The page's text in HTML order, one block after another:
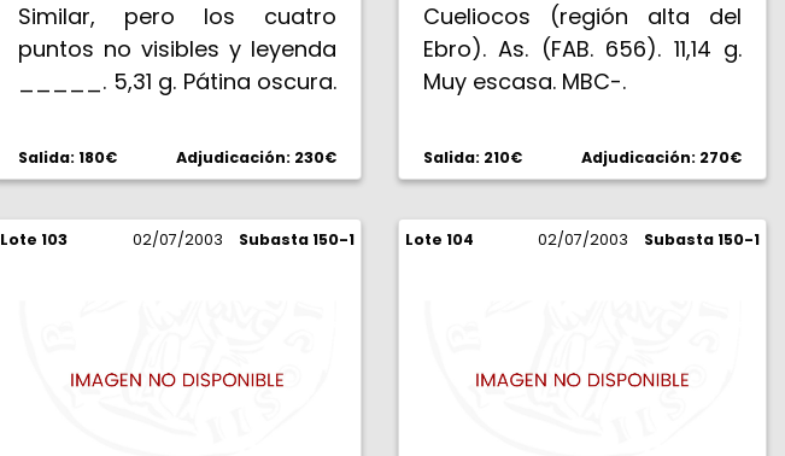
Similar, pero los cuatro
puntos no visibles y leyenda
_____. 5,31 g. Pátina oscura.
Salida: 180€ Adjudicación: 230€
Cueliocos (región alta del
Ebro). As. (FAB. 656). 11,14 g.
Muy escasa. MBC-.
Salida: 210€ Adjudicación: 270€
Lote 103 02/07/2003 Subasta 150-1 Lote 104 02/07/2003 Subasta 150-1